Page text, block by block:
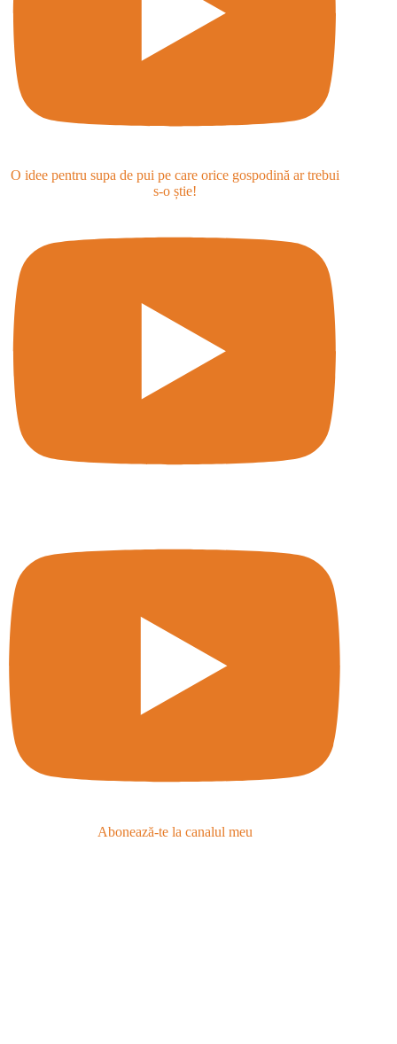
O idee pentru supa de pui pe care orice gospodină ar trebui
s-o știe!
Abonează-te la canalul meu